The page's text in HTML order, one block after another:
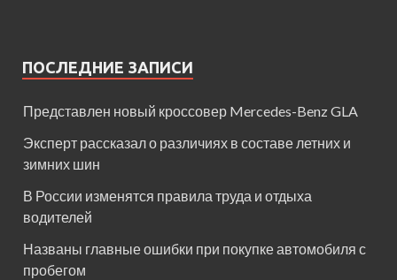
ПОСЛЕДНИЕ ЗАПИСИ
Представлен новый кроссовер Mercedes-Benz GLA
Эксперт рассказал о различиях в составе летних и
зимних шин
В России изменятся правила труда и отдыха
водителей
Названы главные ошибки при покупке автомобиля с
пробегом